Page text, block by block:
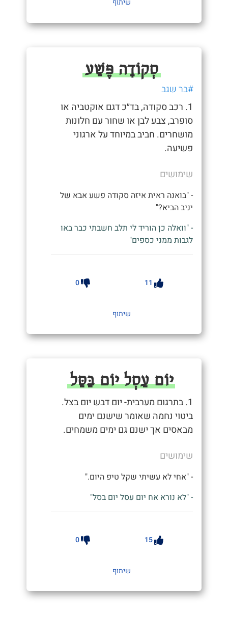
שיתוף
סְקוֹדָה פֶּשַׁע
#בר שגב
1. רכב סקודה, בד״כ דגם אוקטביה או
סופרב, צבע לבן או שחור עם חלונות
מושחרים. חביב במיוחד על ארגוני
פשיעה.
שימושים
- "בואנה ראית איזה סקודה פשע אבא של
יניב הביא?"
- "וואלה כן הוריד לי תלב חשבתי כבר באו
לגבות ממני כספים"
11
0
שיתוף
יוֹם עַסְל יוֹם בַּסַּל
1. בתרגום מערבית- יום דבש יום בצל.
ביטוי נחמה שאומר שישנם ימים
מבאסים אך ישנם גם ימים משמחים.
שימושים
- "אחי לא עשיתי שקל טיפ היום."
- "לא נורא אח יום עסל יום בסל"
15
0
שיתוף